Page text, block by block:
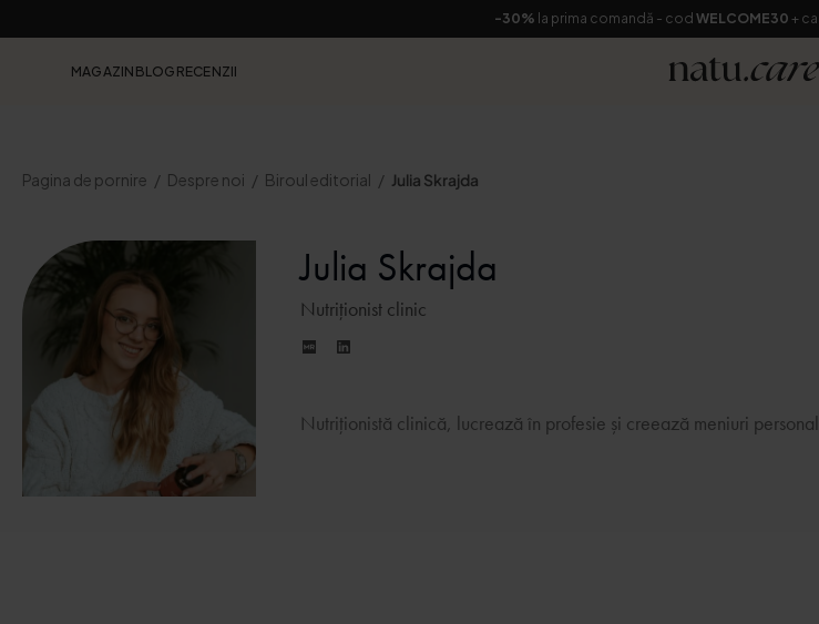
-30% la prima comandă - cod WELCOME30 +
MAGAZIN BLOG RECENZII
Pagina de pornire Despre noi Biroul editorial Julia Skrajda
Julia Skrajda
Nutriționist clinic
Nutriționistă clinică, lucrează în profesie și creează meniuri